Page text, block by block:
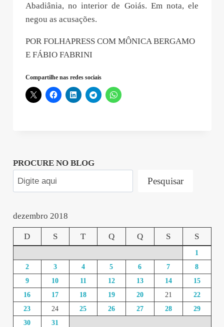
Abadiânia, no interior de Goiás. Em nota, ele
negou as acusações.
POR FOLHAPRESS COM MÔNICA BERGAMO
E FÁBIO FABRINI
Compartilhe nas redes sociais
PROCURE NO BLOG
Pesquisar
dezembro 2018
D S T Q Q S S
1
2
3 4 5 6 7
8
9
10 11 12 13 14
15
16
17 18 19 20 21
22
23
24 25 26 27 28
29
30
31